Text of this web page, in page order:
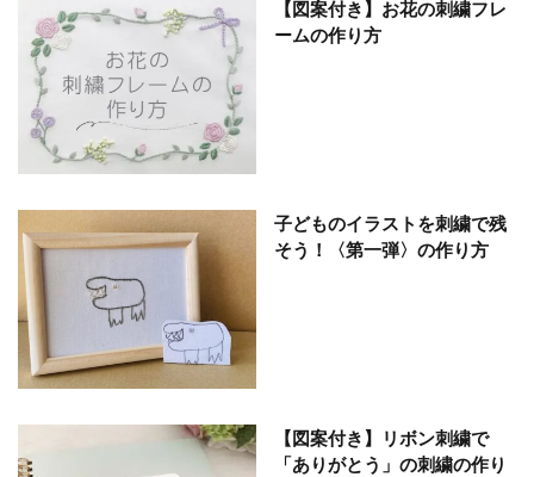
【図案付き】お花の刺繍フレ
ームの作り方
子どものイラストを刺繍で残
そう！〈第一弾〉の作り方
【図案付き】リボン刺繍で
「ありがとう」の刺繍の作り